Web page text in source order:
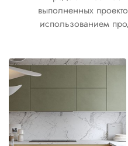
выполненных
использованием